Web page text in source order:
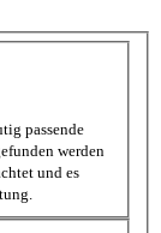
passende
werden
und es